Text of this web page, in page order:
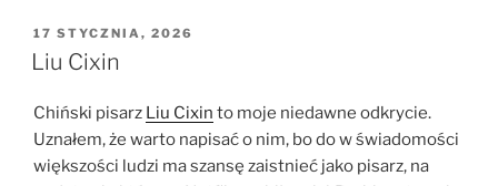
OPUBLIKOWANE
W
17 STYCZNIA, 2026
Liu Cixin
Chiński pisarz Liu Cixin to moje niedawne odkrycie.
Uznałem, że warto napisać o nim, bo do w świadomości
większości ludzi ma szansę zaistnieć jako pisarz, na